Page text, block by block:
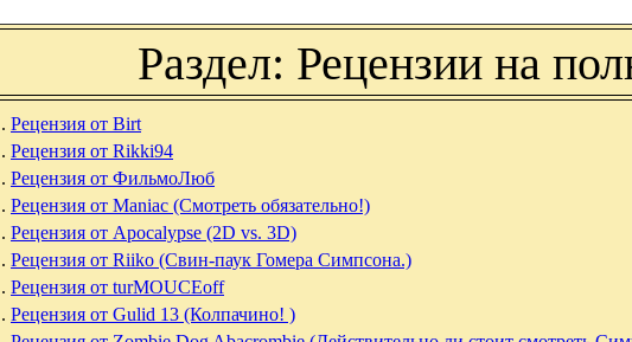
Раздел: Рецензии на
. Рецензия от Birt
. Рецензия от Rikki94
. Рецензия от ФильмоЛюб
. Рецензия от Maniac (Смотреть обязательно!)
. Рецензия от Apocalypse (2D vs. 3D)
. Рецензия от Riiko (Свин-паук Гомера Симпсона.)
. Рецензия от turMOUCEoff
. Рецензия от Gulid 13 (Колпачино! )